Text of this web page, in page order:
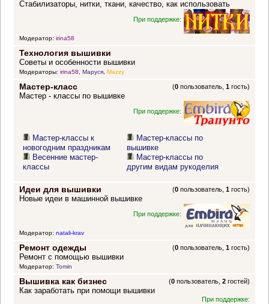
Стабилизаторы, нитки, ткани, качество, как использовать
При поддержке:
Модератор: irina58
Технология вышивки
Советы и особенности вышивки
Модераторы: irina58, Маруся, Mazzy
Мастер-класс (0 пользователь,1 гость)
Мастер - классы по вышивке
При поддержке:
Мастер-классы к
новогодним праздникам
Весенние мастер-
классы
Мастер-классы по
вышивке
Мастер-классы по
другим видам рукоделия
Идеи для вышивки (0 пользователь,1 гость)
Новые идеи в машинной вышивке
При поддержке:
Модератор: natali-krav
Ремонт одежды (0 пользователь,1 гость)
Ремонт с помощью вышивки
Модератор: Tomin
Вышивка как бизнес (0 пользователь,2 гостей)
Как заработать при помощи вышивки
При поддержке: